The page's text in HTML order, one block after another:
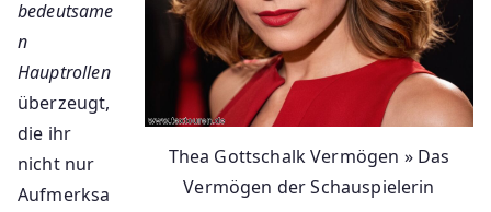
Thea Gottschalk Vermögen » Das
Vermögen der Schauspielerin
bedeutsame
n
Hauptrollen
überzeugt,
die ihr
nicht nur
Aufmerksa